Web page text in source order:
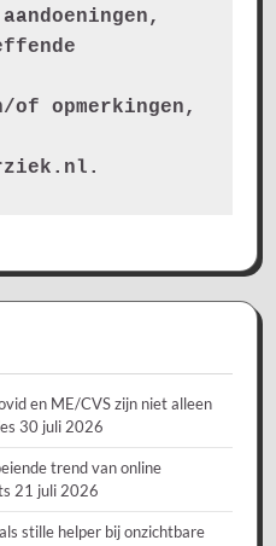
of opmerkingen,
en ME/CVS zijn niet alleen
30 juli 2026
trend van online
21 juli 2026
stille helper bij onzichtbare